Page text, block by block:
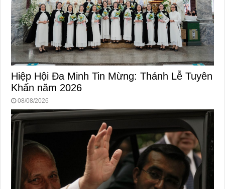
Hiệp Hội Đa Minh Tin Mừng: Thánh Lễ Tuyên
Khấn năm 2026
08/08/2026